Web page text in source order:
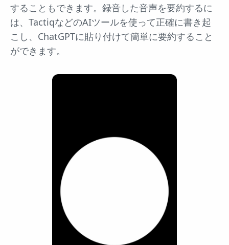
することもできます。録音した音声を要約するに
は、TactiqなどのAIツールを使って正確に書き起
こし、ChatGPTに貼り付けて簡単に要約すること
ができます。